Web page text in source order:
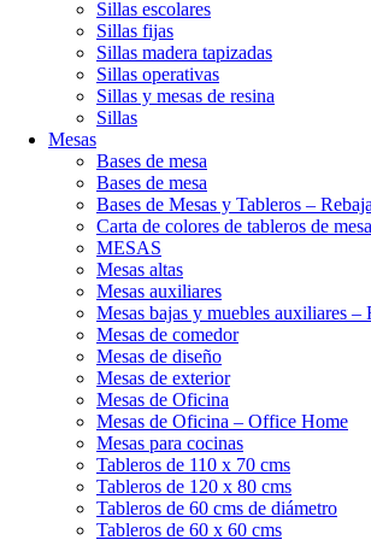
Sillas escolares
Sillas fijas
Sillas madera tapizadas
Sillas operativas
Sillas y mesas de resina
Sillas
Mesas
Bases de mesa
Bases de mesa
Bases de Mesas y Tableros –
Carta de colores de tableros de
MESAS
Mesas altas
Mesas auxiliares
Mesas bajas y muebles auxiliares –
Mesas de comedor
Mesas de diseño
Mesas de exterior
Mesas de Oficina
Mesas de Oficina – Office Home
Mesas para cocinas
Tableros de 110 x 70 cms
Tableros de 120 x 80 cms
Tableros de 60 cms de diámetro
Tableros de 60 x 60 cms